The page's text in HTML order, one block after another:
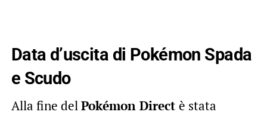
Data d’uscita di Pokémon Spada
e Scudo
Alla fine delPokémon Direct è stata